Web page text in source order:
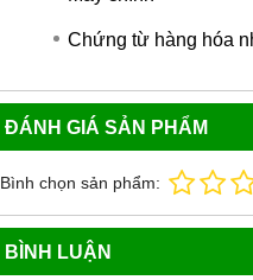
Chứng từ hàng hóa
ĐÁNH GIÁ SẢN PHẨM
Bình chọn sản phẩm:
BÌNH LUẬN